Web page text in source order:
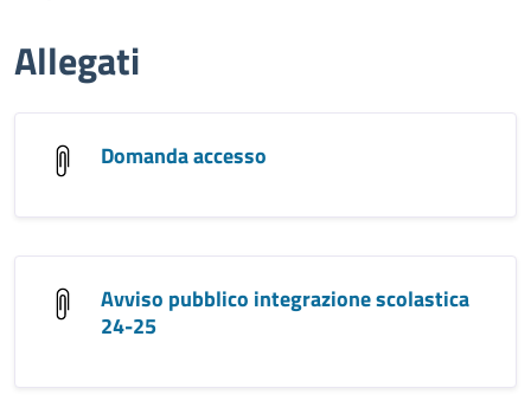
Allegati
Domanda accesso
Avviso pubblico integrazione scolastica
24-25